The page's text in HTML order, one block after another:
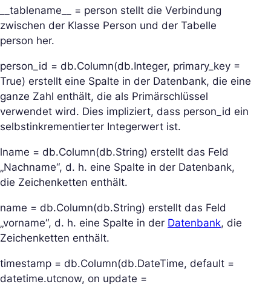
__tablename__ = person stellt die Verbindung
zwischen der Klasse Person und der Tabelle
person her.
person_id = db.Column(db.Integer, primary_key =
True) erstellt eine Spalte in der Datenbank, die eine
ganze Zahl enthält, die als Primärschlüssel
verwendet wird. Dies impliziert, dass person_id ein
selbstinkrementierter Integerwert ist.
lname = db.Column(db.String) erstellt das Feld
„Nachname“, d. h. eine Spalte in der Datenbank,
die Zeichenketten enthält.
name = db.Column(db.String) erstellt das Feld
„vorname“, d. h. eine Spalte in der Datenbank, die
Zeichenketten enthält.
timestamp = db.Column(db.DateTime, default =
datetime.utcnow, on update =